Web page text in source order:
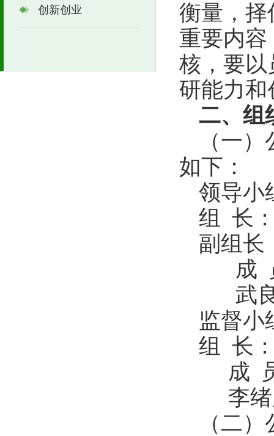
创新创业
衡量，择
重要内
核，要以
研能力和
二、组
（一
如下：
领导小
组 长
副组长
成
武
监督小
组 长
成
李
（二